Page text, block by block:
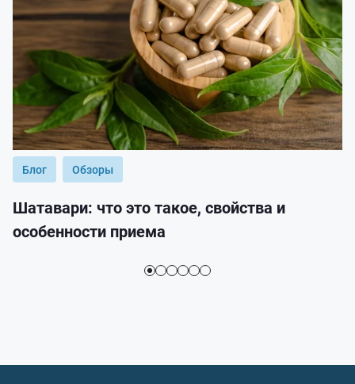
Блог Обзоры
Шатавари: что это такое, свойства и
особенности приема